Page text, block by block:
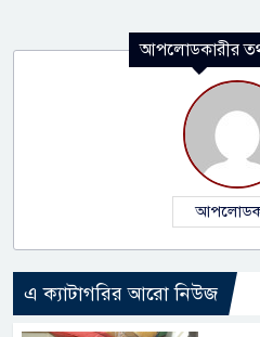
আপলোডকারীর
এ ক্যাটাগরির আরো নিউজ